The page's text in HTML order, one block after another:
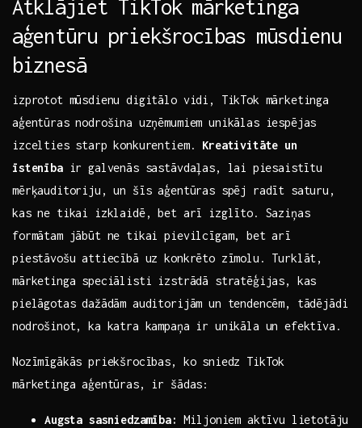
Atklājiet TikTok⁣ mārketinga
aģentūru priekšrocības mūsdienu
biznesā
izprotot mūsdienu digitālo vidi, TikTok mārketinga
aģentūras nodrošina uzņēmumiem unikālas iespējas
izcelties starp konkurentiem. Kreativitāte un ​
īstenībair galvenās sastāvdaļas, lai⁢ piesaistītu
mērķauditoriju, un ‌šīs aģentūras spēj radīt saturu,
kas ne tikai izklaidē, bet arī izglīto. Saziņas
formātam jābūt ne tikai pievilcīgam, bet arī
piestāvošu attiecībā uz konkrēto zīmolu. Turklāt,
mārketinga speciālisti izstrādā stratēģijas, kas
pielāgotas dažādām auditorijām un tendencēm, tādējādi
nodrošinot, ka katra kampaņa ir‍ unikāla un efektīva.
Nozīmīgākās priekšrocības, ko sniedz TikTok
mārketinga aģentūras, ir šādas:
Augsta sasniedzamība: Miljoniem aktīvu lietotāju